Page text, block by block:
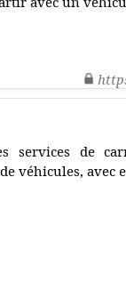
services de
véhicules, avec